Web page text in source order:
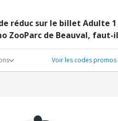
réduc sur le billet Adulte
ZooParc de Beauval, faut-
Voir les codes